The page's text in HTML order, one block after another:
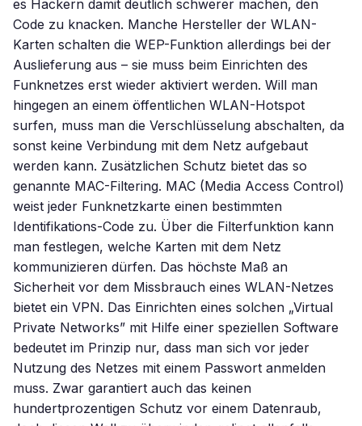
es Hackern damit deutlich schwerer machen, den
Code zu knacken. Manche Hersteller der WLAN-
Karten schalten die WEP-Funktion allerdings bei der
Auslieferung aus – sie muss beim Einrichten des
Funknetzes erst wieder aktiviert werden. Will man
hingegen an einem öffentlichen WLAN-Hotspot
surfen, muss man die Verschlüsselung abschalten, da
sonst keine Verbindung mit dem Netz aufgebaut
werden kann. Zusätzlichen Schutz bietet das so
genannte MAC-Filtering. MAC (Media Access Control)
weist jeder Funknetzkarte einen bestimmten
Identifikations-Code zu. Über die Filterfunktion kann
man festlegen, welche Karten mit dem Netz
kommunizieren dürfen. Das höchste Maß an
Sicherheit vor dem Missbrauch eines WLAN-Netzes
bietet ein VPN. Das Einrichten eines solchen „Virtual
Private Networks” mit Hilfe einer speziellen Software
bedeutet im Prinzip nur, dass man sich vor jeder
Nutzung des Netzes mit einem Passwort anmelden
muss. Zwar garantiert auch das keinen
hundertprozentigen Schutz vor einem Datenraub,